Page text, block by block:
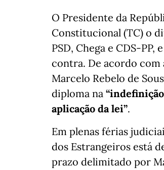
O Presidente da
Constitucional (TC) o
PSD, Chega e CDS-
contra. De acordo com
Marcelo Rebelo de
diploma na
aplicação da lei”.
Em plenas férias
dos Estrangeiros está
prazo delimitado por